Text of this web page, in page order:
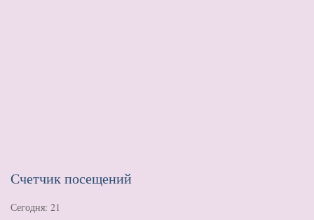
Счетчик посещений
Сегодня: 21